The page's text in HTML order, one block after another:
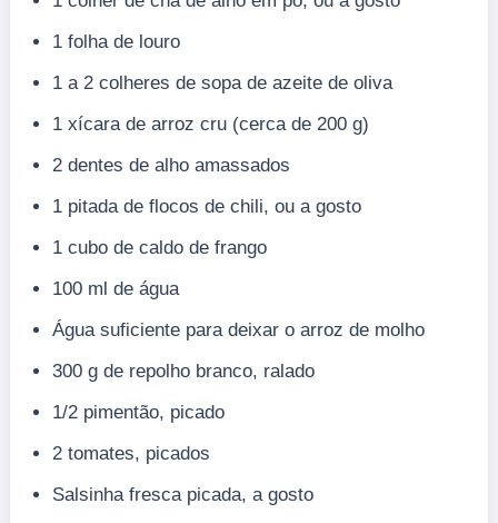
1 folha de louro
1 a 2 colheres de sopa de azeite de oliva
1 xícara de arroz cru (cerca de 200 g)
2 dentes de alho amassados
1 pitada de flocos de chili, ou a gosto
1 cubo de caldo de frango
100 ml de água
Água suficiente para deixar o arroz de molho
300 g de repolho branco, ralado
1/2 pimentão, picado
2 tomates, picados
Salsinha fresca picada, a gosto